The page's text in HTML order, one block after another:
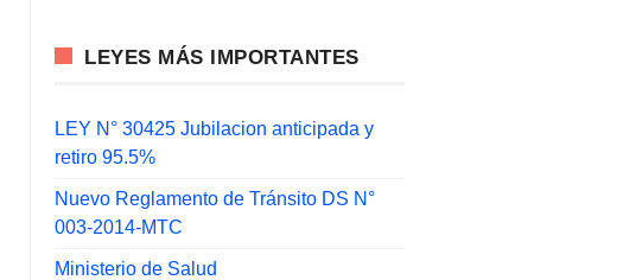
LEYES MÁS IMPORTANTES
LEY N° 30425 Jubilacion anticipada y
retiro 95.5%
Nuevo Reglamento de Tránsito DS N°
003-2014-MTC
Ministerio de Salud